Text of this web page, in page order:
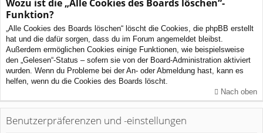
Wozu ist die „Alle Cookies des Boards löschen“-
Funktion?
„Alle Cookies des Boards löschen“ löscht die Cookies, die phpBB erstellt
hat und die dafür sorgen, dass du im Forum angemeldet bleibst.
Außerdem ermöglichen Cookies einige Funktionen, wie beispielsweise
den „Gelesen“-Status – sofern sie von der Board-Administration aktiviert
wurden. Wenn du Probleme bei der An- oder Abmeldung hast, kann es
helfen, wenn du die Cookies des Boards löscht.
Nach oben
Benutzerpräferenzen und -einstellungen